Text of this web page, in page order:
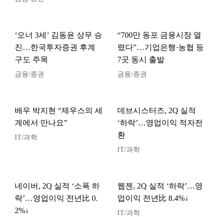
‘오너 3세’ 김동윤 상무 승
진…한국투자증권 후계
구도 주목
금융/증권
“700만 동포 금융시장 열
렸다”…기업은행·농협 등
7곳 동시 출발
금융/증권
배우 박지현 “제우스의 세
계에서 만나요”
IT/과학
데브시스터즈, 2Q 실적
‘하락’…영업이익 적자전
환
IT/과학
네이버, 2Q 실적 ‘소폭 하
락’…영업이익 전년比 0.
2%↓
웹젠, 2Q 실적 ‘하락’…영
업이익 전년比 8.4%↓
IT/과학